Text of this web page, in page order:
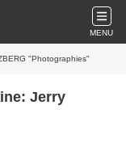
MENU
"Photographies"
Jerry